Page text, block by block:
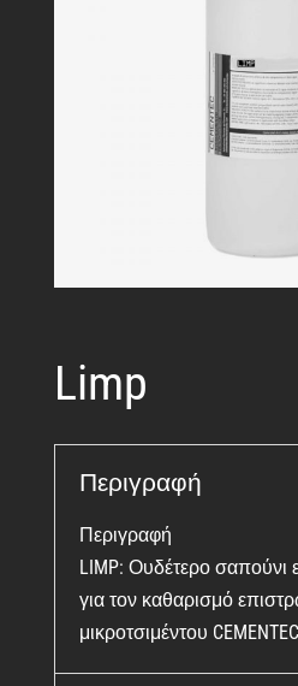
Limp
Περιγραφή
Περιγραφή
LIMP: Ουδέτερο σαπούνι
για τον καθαρισμό
μικροτσιμέντου